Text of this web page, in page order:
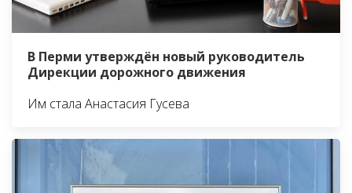
В Перми утверждён новый руководитель
Дирекции дорожного движения
Им стала Анастасия Гусева